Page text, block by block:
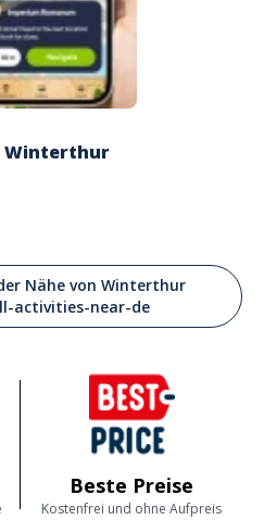
Winterthur
Nähe von Winterthur
activities-near-de
Beste Preise
Kostenfrei und ohne Aufpreis